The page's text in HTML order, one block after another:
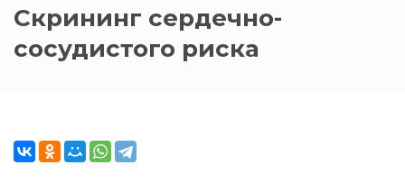
Скрининг сердечно-
сосудистого риска